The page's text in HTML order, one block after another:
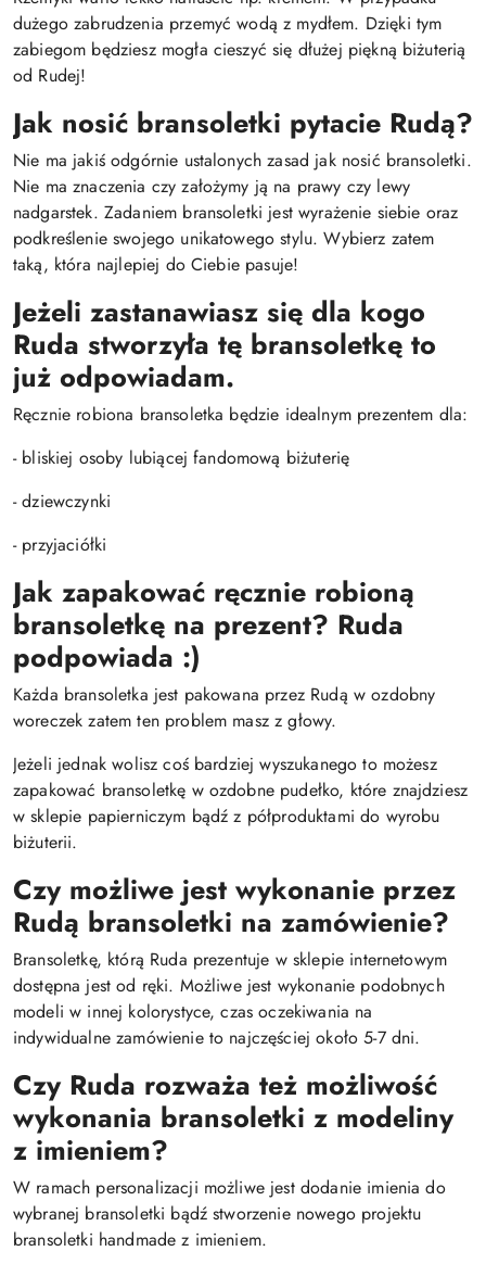
dużego zabrudzenia przemyć wodą z mydłem. Dzięki tym
zabiegom będziesz mogła cieszyć się dłużej piękną biżuterią
od Rudej!
Jak nosić bransoletki pytacie Rudą?
Nie ma jakiś odgórnie ustalonych zasad jak nosić bransoletki.
Nie ma znaczenia czy założymy ją na prawy czy lewy
nadgarstek. Zadaniem bransoletki jest wyrażenie siebie oraz
podkreślenie swojego unikatowego stylu. Wybierz zatem
taką, która najlepiej do Ciebie pasuje!
Jeżeli zastanawiasz się dla kogo
Ruda stworzyła tę bransoletkę to
już odpowiadam.
Ręcznie robiona bransoletka będzie idealnym prezentem dla:
- bliskiej osoby lubiącej fandomową biżuterię
- dziewczynki
- przyjaciółki
Jak zapakować ręcznie robioną
bransoletkę na prezent? Ruda
podpowiada :)
Każda bransoletka jest pakowana przez Rudą w ozdobny
woreczek zatem ten problem masz z głowy.
Jeżeli jednak wolisz coś bardziej wyszukanego to możesz
zapakować bransoletkę w ozdobne pudełko, które znajdziesz
w sklepie papierniczym bądź z półproduktami do wyrobu
biżuterii.
Czy możliwe jest wykonanie przez
Rudą bransoletki na zamówienie?
Bransoletkę, którą Ruda prezentuje w sklepie internetowym
dostępna jest od ręki. Możliwe jest wykonanie podobnych
modeli w innej kolorystyce, czas oczekiwania na
indywidualne zamówienie to najczęściej około 5-7 dni.
Czy Ruda rozważa też możliwość
wykonania bransoletki z modeliny
z imieniem?
W ramach personalizacji możliwe jest dodanie imienia do
wybranej bransoletki bądź stworzenie nowego projektu
bransoletki handmade z imieniem.